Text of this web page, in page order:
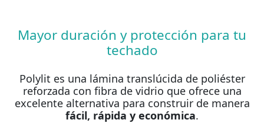
Mayor duración y protección para tu
techado
Polylit es una lámina translúcida de poliéster
reforzada con fibra de vidrio que ofrece una
excelente alternativa para construir de manera
fácil, rápida y económica.